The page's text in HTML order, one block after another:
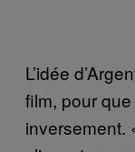
L’idée
film, pour que
inversement.